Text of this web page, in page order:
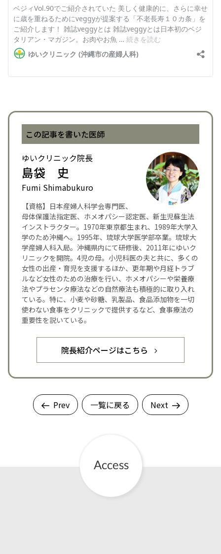
この記事を書いた医師
ゆいクリニック院長
島袋 史
Fumi Shimabukuro
【資格】日本産婦人科学会専門医、
母体保護法指定医、ホメオパシー認定医、新生児蘇生法
インストラクター。1970年東京都生まれ、1989年大学入
学のため沖縄へ。1995年、琉球大学医学部卒業。琉球大
学産婦人科入局。沖縄県内にて研修後、2011年にゆいク
リニックを開院。4児の母。小児科医の夫と共に、多くの
女性の出産・育児を支援するほか、更年期や月経トラブ
ルなど女性のための治療を行い、ホメオパシーや栄養療
法やプラセンタ療法などの自然療法も積極的に取り入れ
ている。特に、小麦や砂糖、乳製品、食品添加物を一切
使わない食事をクリニックで提供するなど、食事療法の
重要性を説いている。
院長紹介ページはこちら
Prev 一覧に戻る Next